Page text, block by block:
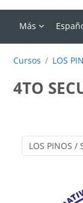
Más
Cursos LOS
4TO